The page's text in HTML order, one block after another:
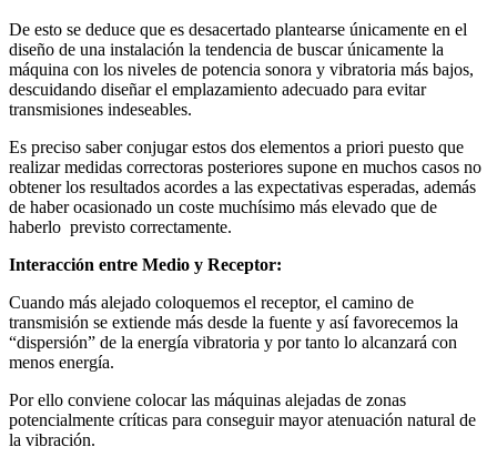
De esto se deduce que es desacertado plantearse únicamente en el
diseño de una instalación la tendencia de buscar únicamente la
máquina con los niveles de potencia sonora y vibratoria más bajos,
descuidando diseñar el emplazamiento adecuado para evitar
transmisiones indeseables.
Es preciso saber conjugar estos dos elementos a priori puesto que
realizar medidas correctoras posteriores supone en muchos casos no
obtener los resultados acordes a las expectativas esperadas, además
de haber ocasionado un coste muchísimo más elevado que de
haberlo previsto correctamente.
Interacción entre Medio y Receptor:
Cuando más alejado coloquemos el receptor, el camino de
transmisión se extiende más desde la fuente y así favorecemos la
“dispersión” de la energía vibratoria y por tanto lo alcanzará con
menos energía.
Por ello conviene colocar las máquinas alejadas de zonas
potencialmente críticas para conseguir mayor atenuación natural de
la vibración.